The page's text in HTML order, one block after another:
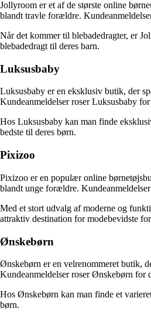
Jollyroom er et af de største online
blandt travle forældre.
Når det kommer til blebadedragter, er
blebadedragt til deres barn.
Luksusbaby
Luksusbaby er en eksklusiv butik, der
Kundeanmeldelser roser Luksusbaby
Hos Luksusbaby kan man finde
bedste til deres børn.
Pixizoo
Pixizoo er en populær online
blandt unge forældre.
Med et stort udvalg af moderne og
attraktiv destination for modebevidste
Ønskebørn
Ønskebørn er en velrenommeret butik,
Kundeanmeldelser roser Ønskebørn for
Hos Ønskebørn kan man finde et
børn.